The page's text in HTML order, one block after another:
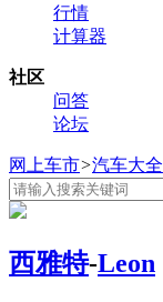
行情
计算器
社区
问答
论坛
网上车市>汽车大全
西雅特-Leon